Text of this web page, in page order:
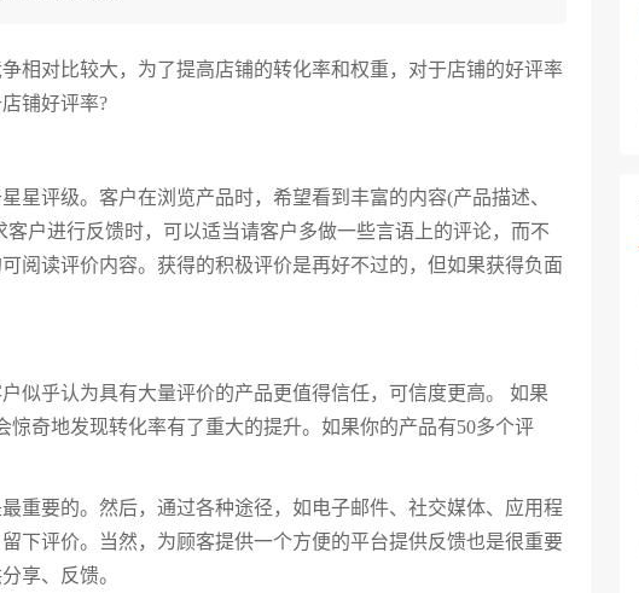
相对比较大，为了提高店铺的转化率和权重，对于店铺的好评率
铺好评率?
星评级。客户在浏览产品时，希望看到丰富的内容(产品描述、
户进行反馈时，可以适当请客户多做一些言语上的评论，而不
阅读评价内容。获得的积极评价是再好不过的，但如果获得负面
似乎认为具有大量评价的产品更值得信任，可信度更高。 如果
奇地发现转化率有了重大的提升。如果你的产品有50多个评
重要的。然后，通过各种途径，如电子邮件、社交媒体、应用程
下评价。当然，为顾客提供一个方便的平台提供反馈也是很重要
享、反馈。